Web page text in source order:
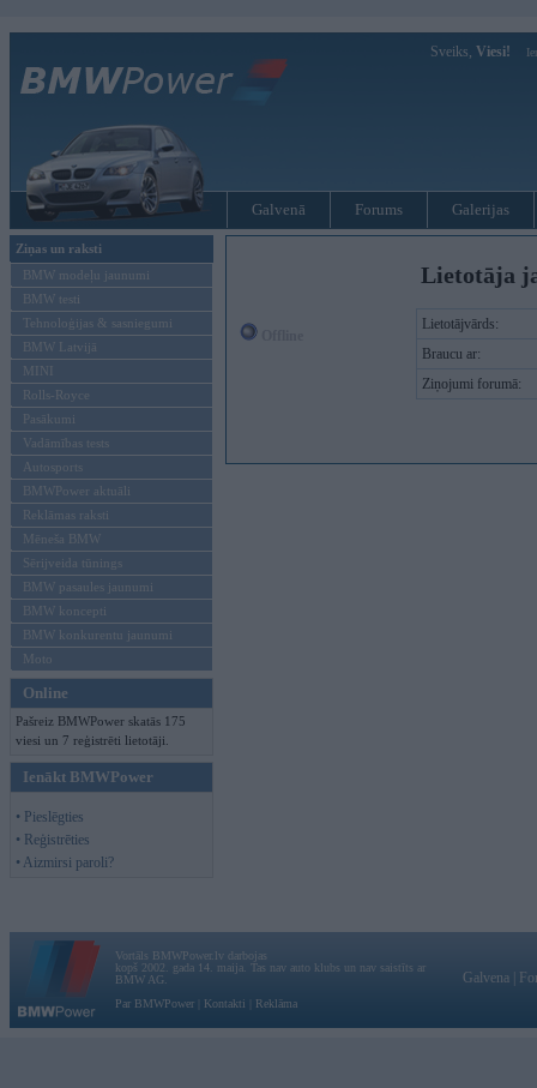
Sveiks, Viesi!
Galvenā Forums Galerijas
Ziņas un raksti
BMW modeļu jaunumi
BMW testi
Tehnoloģijas & sasniegumi
BMW Latvijā
MINI
Rolls-Royce
Pasākumi
Vadāmības tests
Autosports
BMWPower aktuāli
Reklāmas raksti
Mēneša BMW
Sērijveida tūnings
BMW pasaules jaunumi
BMW koncepti
BMW konkurentu jaunumi
Moto
Online
Pašreiz BMWPower skatās 175
viesi un 7 reģistrēti lietotāji.
Ienākt BMWPower
• Pieslēgties
• Reģistrēties
• Aizmirsi paroli?
Lietotāja
Lietotājvārds:
Braucu ar:
Ziņojumi forumā:
Vortāls BMWPower.lv darbojas
kopš 2002. gada 14. maija. Tas nav auto klubs un nav saistīts ar
BMW AG.
Par BMWPower
Kontakti Reklāma
Galvena